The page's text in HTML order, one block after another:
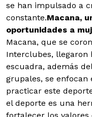
se han impulsado a
constante.Macana,
oportunidades a
Macana, que se
Interclubes, llegaron
escuadra, además
grupales, se
practicar este
el deporte es una